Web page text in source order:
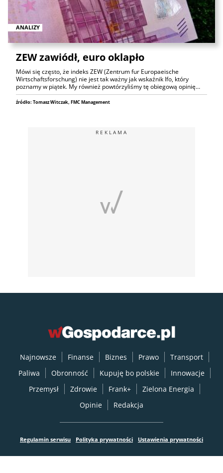
ANALIZY
ZEW zawiódł, euro oklapło
Mówi się często, że indeks ZEW (Zentrum fur Europaeische
Wirtschaftsforschung) nie jest tak ważny jak wskaźnik Ifo, który
poznamy w piątek. My również powtórzyliśmy tę obiegową opinię…
źródło: Tomasz Witczak, FMC Management
REKLAMA
Najnowsze Finanse Biznes Prawo
Transport
Paliwa
Obronność Kupuję bo polskie
Innowacje
Przemysł
Zdrowie Frank+
Zielona Energia
Opinie
Redakcja
Regulamin serwisu Polityka prywatności Ustawienia prywatności